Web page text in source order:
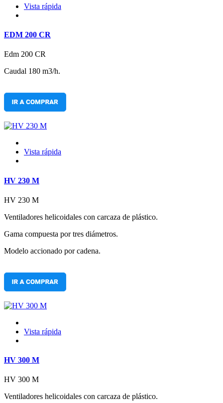
Vista rápida
EDM 200 CR
Edm 200 CR
Caudal 180 m3/h.
Vista rápida
HV 230 M
HV 230 M
Ventiladores helicoidales con carcaza de plástico.
Gama compuesta por tres diámetros.
Modelo accionado por cadena.
Vista rápida
HV 300 M
HV 300 M
Ventiladores helicoidales con carcaza de plástico.